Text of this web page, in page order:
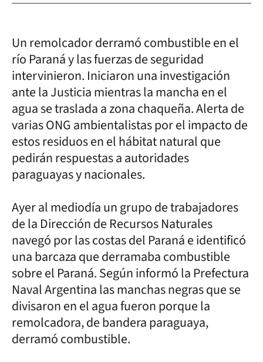
Un remolcador derramó combustible en el
río Paraná y las fuerzas de seguridad
intervinieron. Iniciaron una investigación
ante la Justicia mientras la mancha en el
agua se traslada a zona chaqueña. Alerta de
varias ONG ambientalistas por el impacto de
estos residuos en el hábitat natural que
pedirán respuestas a autoridades
paraguayas y nacionales.
Ayer al mediodía un grupo de trabajadores
de la Dirección de Recursos Naturales
navegó por las costas del Paraná e identificó
una barcaza que derramaba combustible
sobre el Paraná. Según informó la Prefectura
Naval Argentina las manchas negras que se
divisaron en el agua fueron porque la
remolcadora, de bandera paraguaya,
derramó combustible.